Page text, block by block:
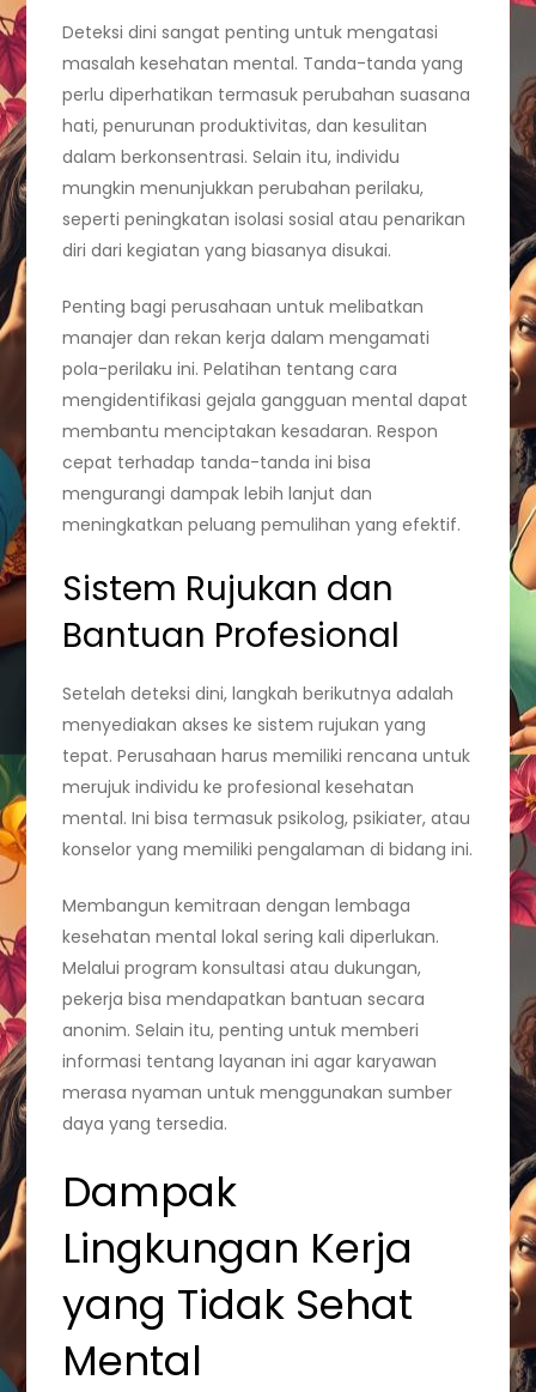
Deteksi dini sangat penting untuk mengatasi
masalah kesehatan mental. Tanda-tanda yang
perlu diperhatikan termasuk perubahan suasana
hati, penurunan produktivitas, dan kesulitan
dalam berkonsentrasi. Selain itu, individu
mungkin menunjukkan perubahan perilaku,
seperti peningkatan isolasi sosial atau penarikan
diri dari kegiatan yang biasanya disukai.
Penting bagi perusahaan untuk melibatkan
manajer dan rekan kerja dalam mengamati
pola-perilaku ini. Pelatihan tentang cara
mengidentifikasi gejala gangguan mental dapat
membantu menciptakan kesadaran. Respon
cepat terhadap tanda-tanda ini bisa
mengurangi dampak lebih lanjut dan
meningkatkan peluang pemulihan yang efektif.
Sistem Rujukan dan
Bantuan Profesional
Setelah deteksi dini, langkah berikutnya adalah
menyediakan akses ke sistem rujukan yang
tepat. Perusahaan harus memiliki rencana untuk
merujuk individu ke profesional kesehatan
mental. Ini bisa termasuk psikolog, psikiater, atau
konselor yang memiliki pengalaman di bidang ini.
Membangun kemitraan dengan lembaga
kesehatan mental lokal sering kali diperlukan.
Melalui program konsultasi atau dukungan,
pekerja bisa mendapatkan bantuan secara
anonim. Selain itu, penting untuk memberi
informasi tentang layanan ini agar karyawan
merasa nyaman untuk menggunakan sumber
daya yang tersedia.
Dampak
Lingkungan Kerja
yang Tidak Sehat
Mental